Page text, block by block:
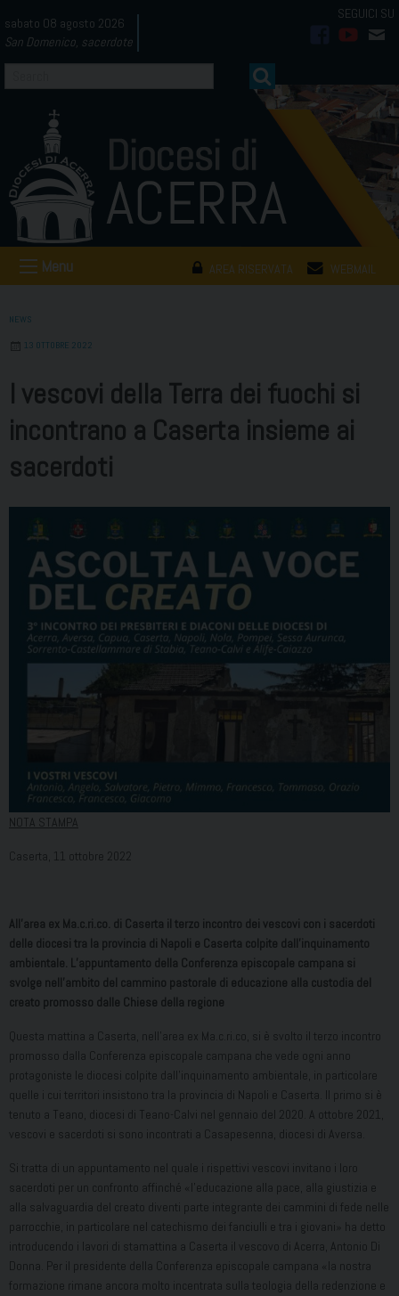
to
content
sabato 08 agosto 2026
San Domenico, sacerdote
AREA RISERVATA WEBMAIL
Menu
NEWS
13 OTTOBRE 2022
I vescovi della Terra dei fuochi si
incontrano a Caserta insieme ai
sacerdoti
NOTA STAMPA
Caserta, 11 ottobre 2022
All’area ex Ma.c.ri.co. di Caserta il terzo incontro dei vescovi con i sacerdoti
delle diocesi tra la provincia di Napoli e Caserta colpite dall’inquinamento
ambientale. L’appuntamento della Conferenza episcopale campana si
svolge nell’ambito del cammino pastorale di educazione alla custodia del
creato promosso dalle Chiese della regione
Questa mattina a Caserta, nell’area ex Ma.c.ri.co, si è svolto il terzo incontro
promosso dalla Conferenza episcopale campana che vede ogni anno
protagoniste le diocesi colpite dall’inquinamento ambientale, in particolare
quelle i cui territori insistono tra la provincia di Napoli e Caserta. Il primo si è
tenuto a Teano, diocesi di Teano-Calvi nel gennaio del 2020. A ottobre 2021,
vescovi e sacerdoti si sono incontrati a Casapesenna, diocesi di Aversa.
Si tratta di un appuntamento nel quale i rispettivi vescovi invitano i loro
sacerdoti per un confronto affinché «l’educazione alla pace, alla giustizia e
alla salvaguardia del creato diventi parte integrante dei cammini di fede nelle
parrocchie, in particolare nel catechismo dei fanciulli e tra i giovani» ha detto
introducendo i lavori di stamattina a Caserta il vescovo di Acerra, Antonio Di
Donna. Per il presidente della Conferenza episcopale campana «la nostra
formazione rimane ancora molto incentrata sulla teologia della redenzione e